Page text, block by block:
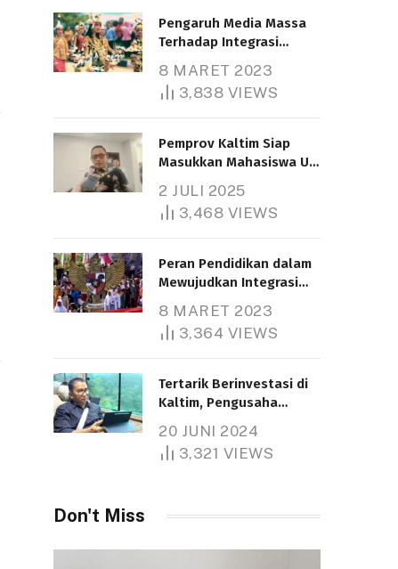
Pengaruh Media Massa
Terhadap Integrasi
8 MARET 2023
3,838 VIEWS
Pemprov Kaltim Siap
Masukkan Mahasiswa UT
Bantuan Pendidikan
Gratispol
2 JULI 2025
3,468 VIEWS
Peran Pendidikan dalam
Mewujudkan Integrasi
8 MARET 2023
3,364 VIEWS
Tertarik Berinvestasi di
Kaltim, Pengusaha
1.000 Hektare
20 JUNI 2024
3,321 VIEWS
Don't Miss